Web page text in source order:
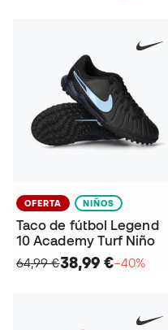
OFERTA NIÑOS
Taco de fútbol Legend
10 Academy Turf Niño
64,99 €38,99 €−40%